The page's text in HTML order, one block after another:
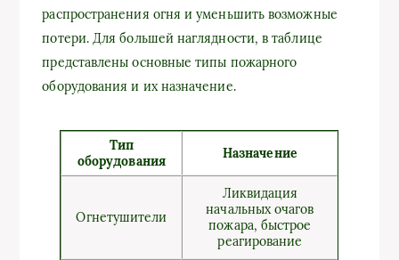
распространения огня и уменьшить возможные
потери. Для большей наглядности, в таблице
представлены основные типы пожарного
оборудования и их назначение.
Тип
оборудования
Назначение
Огнетушители
Ликвидация
начальных очагов
пожара, быстрое
реагирование